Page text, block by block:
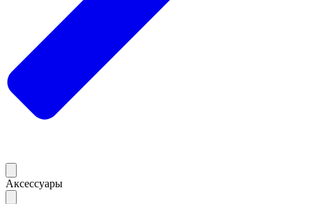
Аксессуары